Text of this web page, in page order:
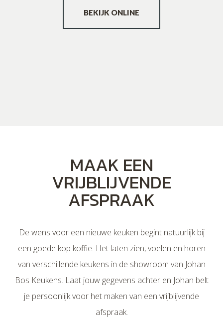
BEKIJK ONLINE
MAAK EEN
VRIJBLIJVENDE
AFSPRAAK
De wens voor een nieuwe keuken begint natuurlijk bij
een goede kop koffie. Het laten zien, voelen en horen
van verschillende keukens in de showroom van Johan
Bos Keukens. Laat jouw gegevens achter en Johan belt
je persoonlijk voor het maken van een vrijblijvende
afspraak.